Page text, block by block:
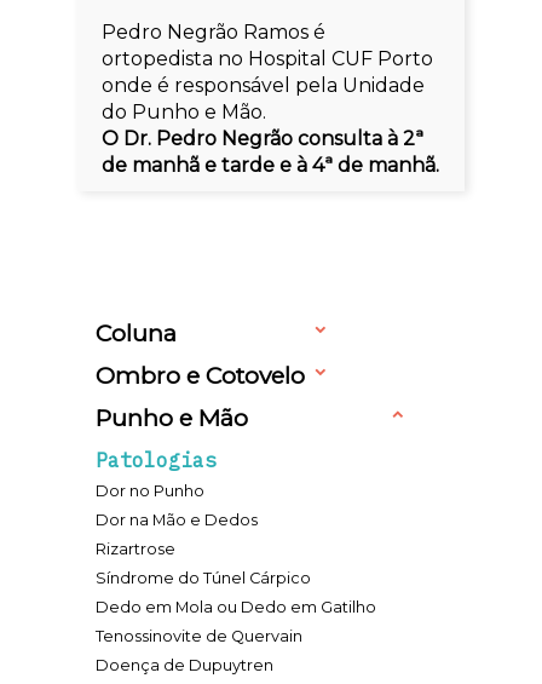
Pedro Negrão Ramos é
ortopedista no Hospital CUF Porto
onde é responsável pela Unidade
do Punho e Mão.
O Dr. Pedro Negrão consulta à 2ª
de manhã e tarde e à 4ª de manhã.
Coluna
Ombro e Cotovelo
Punho e Mão
Patologias
Dor no Punho
Dor na Mão e Dedos
Rizartrose
Síndrome do Túnel Cárpico
Dedo em Mola ou Dedo em Gatilho
Tenossinovite de Quervain
Doença de Dupuytren